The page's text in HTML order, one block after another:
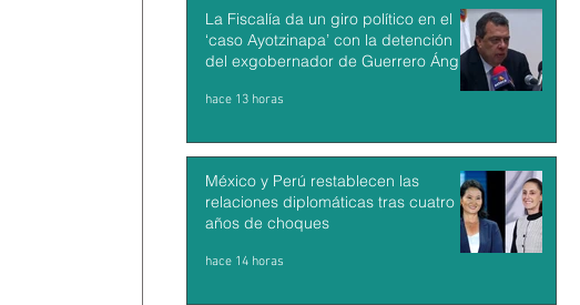
La Fiscalía da un giro político en el
‘caso Ayotzinapa’ con la detención
del exgobernador de Guerrero Ángel
hace 13 horas
México y Perú restablecen las
relaciones diplomáticas tras cuatro
años de choques
hace 14 horas